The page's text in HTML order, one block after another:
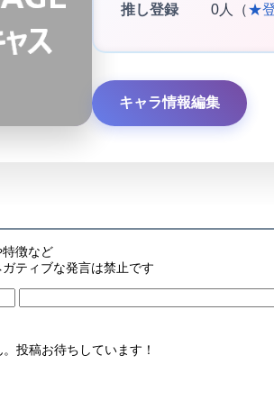
推し登録 0人（★
キャラ情報編集
徴など
ティブな発言は禁止です
投稿お待ちしています！